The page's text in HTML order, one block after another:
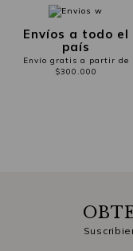
Envíos a todo el
país
Envío gratis a partir de
$300.000